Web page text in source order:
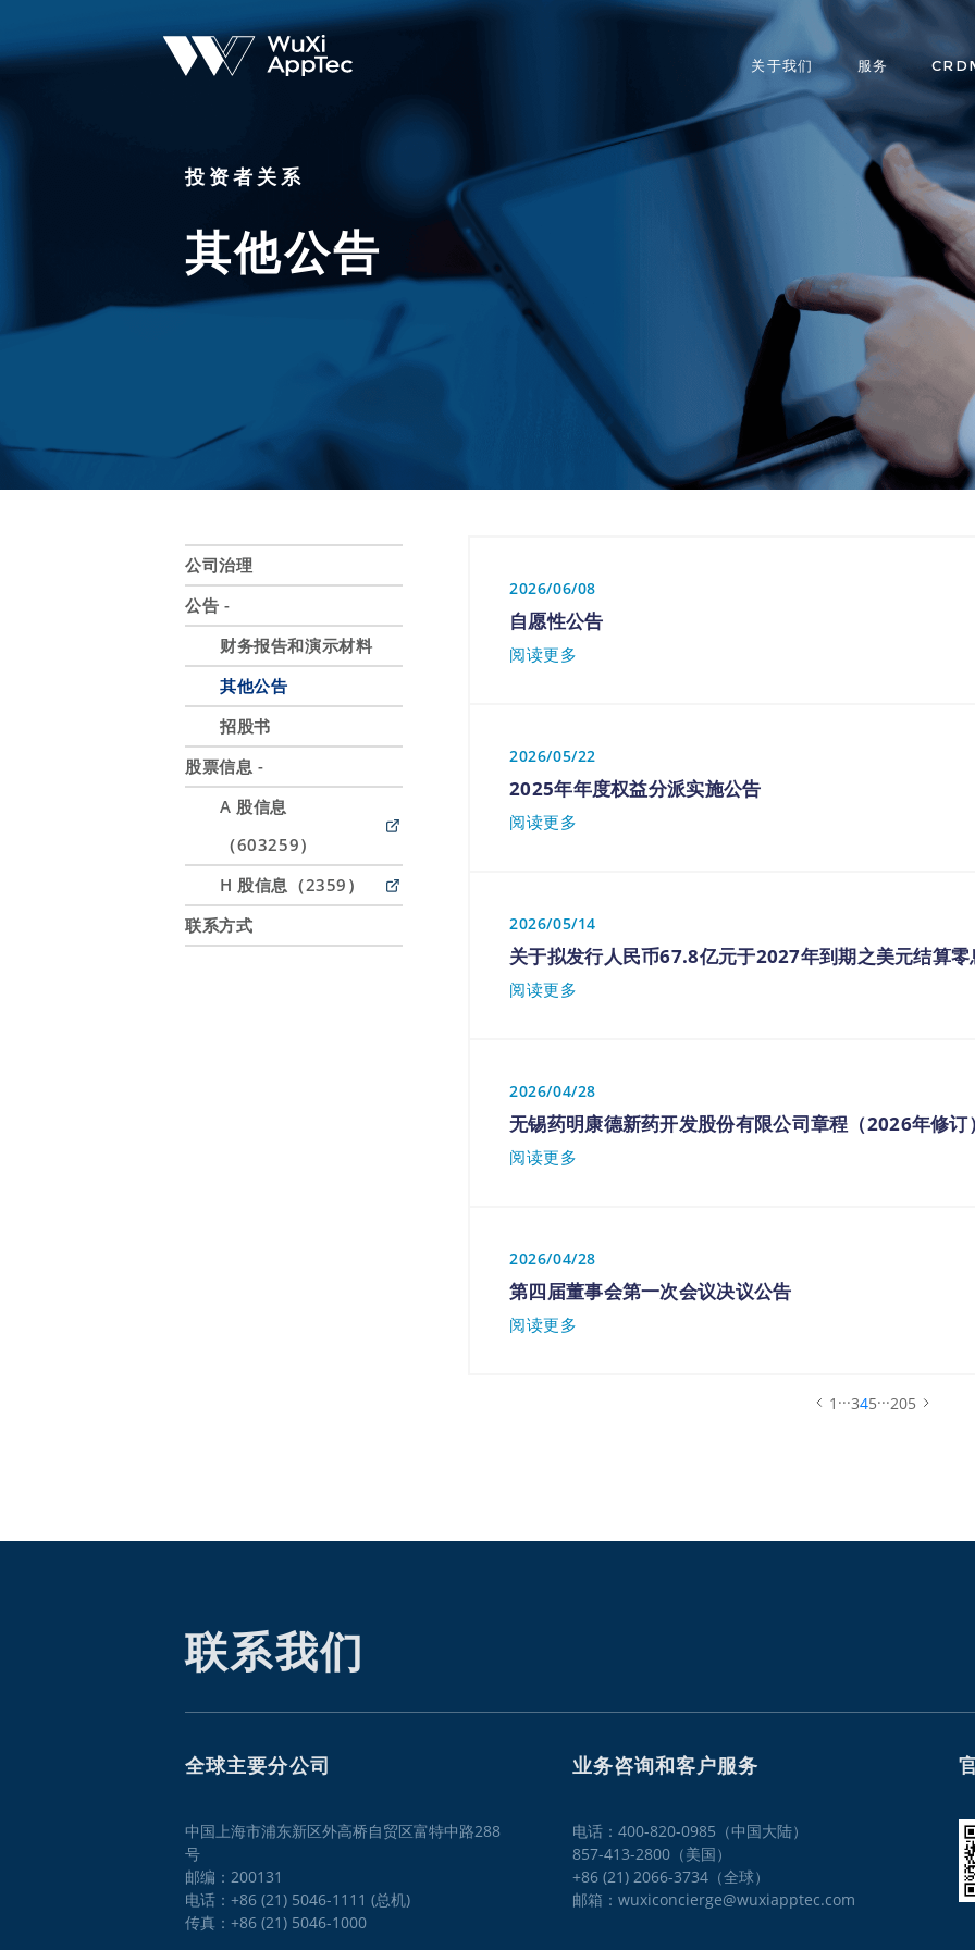
关于我们 服务
公司治理
公告 -
财务报告和演示材料
其他公告
招股书
股票信息 -
A 股信息
（603259）
H 股信息（2359）
联系方式
投资者关系
其他公告
2026/06/08
自愿性公告
阅读更多
2026/05/22
2025年年度权益分派实施公告
阅读更多
2026/05/14
关于拟发行人民币67.8亿元于2027年到期之美元结算
阅读更多
2026/04/28
无锡药明康德新药开发股份有限公司章程（2026年修订
阅读更多
2026/04/28
第四届董事会第一次会议决议公告
阅读更多
1 ...345...205
联系我们
全球主要分公司
中国上海市浦东新区外高桥自贸区富特中路288
号
邮编：200131
电话：+86 (21) 5046-1111 (总机)
传真：+86 (21) 5046-1000
业务咨询和客户服务
电话：400-820-0985（中国大陆）
857-413-2800（美国）
+86 (21) 2066-3734（全球）
邮箱：wuxiconcierge@wuxiapptec.com